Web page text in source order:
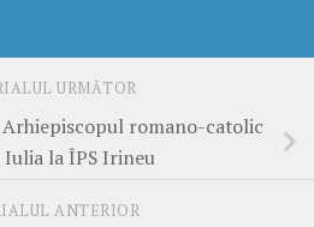
URMĂTOR
romano-catolic
Iulia la ÎPS Irineu
ANTERIOR